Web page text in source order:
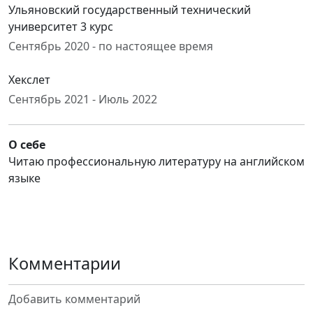
Ульяновский государственный технический
университет 3 курс
Сентябрь 2020 - по настоящее время
Хекслет
Сентябрь 2021 - Июль 2022
О себе
Читаю профессиональную литературу на английском
языке
Комментарии
Добавить комментарий